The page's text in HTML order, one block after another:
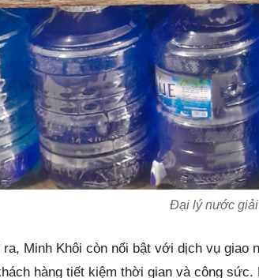
Đại lý nước
ra, Minh Khôi còn nổi bật với dịch vụ
hàng tiết kiệm thời gian và công